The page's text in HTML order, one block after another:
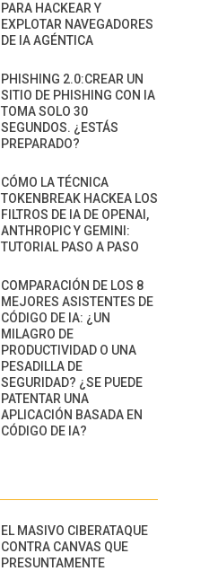
PARA HACKEAR Y
EXPLOTAR NAVEGADORES
DE IA AGÉNTICA
PHISHING 2.0:CREAR UN
SITIO DE PHISHING CON IA
TOMA SOLO 30
SEGUNDOS. ¿ESTÁS
PREPARADO?
CÓMO LA TÉCNICA
TOKENBREAK HACKEA LOS
FILTROS DE IA DE OPENAI,
ANTHROPIC Y GEMINI:
TUTORIAL PASO A PASO
COMPARACIÓN DE LOS 8
MEJORES ASISTENTES DE
CÓDIGO DE IA: ¿UN
MILAGRO DE
PRODUCTIVIDAD O UNA
PESADILLA DE
SEGURIDAD? ¿SE PUEDE
PATENTAR UNA
APLICACIÓN BASADA EN
CÓDIGO DE IA?
EL MASIVO CIBERATAQUE
CONTRA CANVAS QUE
PRESUNTAMENTE